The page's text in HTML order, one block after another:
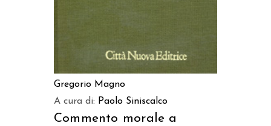
Gregorio Magno
A cura di: Paolo Siniscalco
Commento morale a